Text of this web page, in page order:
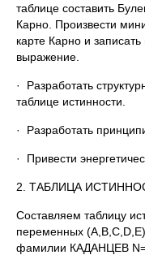
таблице составить
Карно. Произвести
карте Карно и
выражение.
· Разработать
таблице истинности.
· Разработать
· Привести
2. ТАБЛИЦА
Составляем таблицу
переменных
фамилии КАДАНЦЕВ